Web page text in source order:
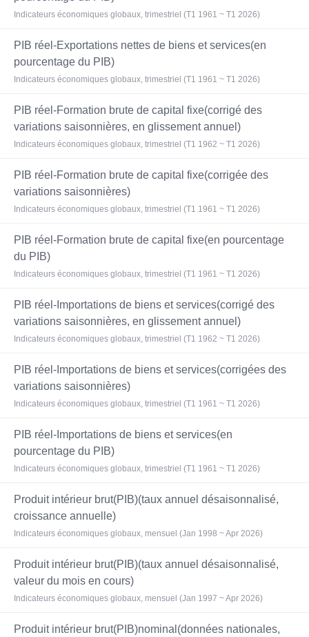
Indicateurs économiques globaux, trimestriel (T1 1961 ~ T1 2026)
PIB réel-Exportations nettes de biens et services(en
pourcentage du PIB)
Indicateurs économiques globaux, trimestriel (T1 1961 ~ T1 2026)
PIB réel-Formation brute de capital fixe(corrigé des
variations saisonnières, en glissement annuel)
Indicateurs économiques globaux, trimestriel (T1 1962 ~ T1 2026)
PIB réel-Formation brute de capital fixe(corrigée des
variations saisonnières)
Indicateurs économiques globaux, trimestriel (T1 1961 ~ T1 2026)
PIB réel-Formation brute de capital fixe(en pourcentage
du PIB)
Indicateurs économiques globaux, trimestriel (T1 1961 ~ T1 2026)
PIB réel-Importations de biens et services(corrigé des
variations saisonnières, en glissement annuel)
Indicateurs économiques globaux, trimestriel (T1 1962 ~ T1 2026)
PIB réel-Importations de biens et services(corrigées des
variations saisonnières)
Indicateurs économiques globaux, trimestriel (T1 1961 ~ T1 2026)
PIB réel-Importations de biens et services(en
pourcentage du PIB)
Indicateurs économiques globaux, trimestriel (T1 1961 ~ T1 2026)
Produit intérieur brut(PIB)(taux annuel désaisonnalisé,
croissance annuelle)
Indicateurs économiques globaux, mensuel (Jan 1998 ~ Apr 2026)
Produit intérieur brut(PIB)(taux annuel désaisonnalisé,
valeur du mois en cours)
Indicateurs économiques globaux, mensuel (Jan 1997 ~ Apr 2026)
Produit intérieur brut(PIB)nominal(données nationales,